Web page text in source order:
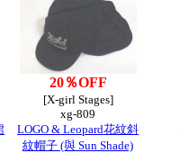
20％OFF
[X-girl Stages]
xg-809
LOGO & Leopard花紋斜
紋帽子 (與 Sun Shade)